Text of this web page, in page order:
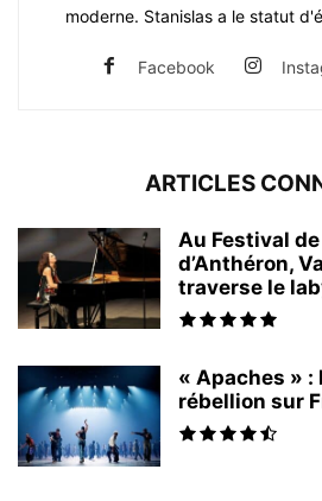
moderne. Stanislas a le statut
Facebook
ARTICLES
Au Festival
d’Anthéron,
traverse le
« Apaches » :
rébellion sur